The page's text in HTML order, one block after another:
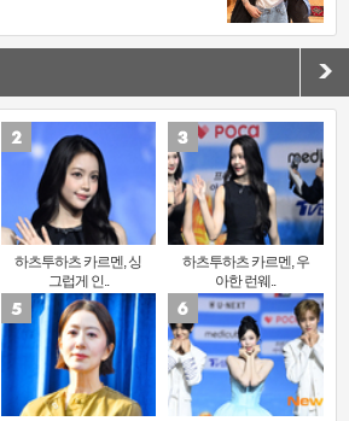
하츠투하츠 카르멘, 싱
그럽게 인..
하츠투하츠 카르멘, 우
아한 런웨..